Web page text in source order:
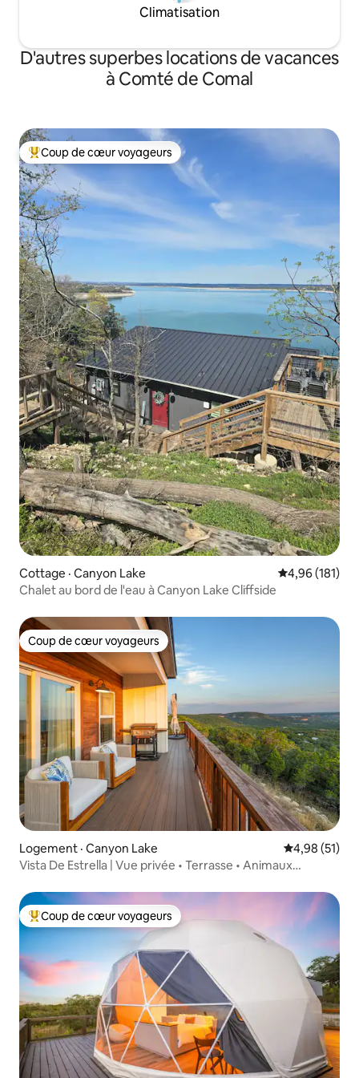
Climatisation
D'autres superbes locations de vacances
à Comté de Comal
Coup de cœur voyageurs parmi les plus aimés
Coup de cœur voyageurs
Cottage · Canyon Lake Note
4,96 (181)
Chalet au bord de l'eau à Canyon Lake Cliffside
Coup de cœur voyageurs
Coup de cœur voyageurs
Logement · Canyon Lake Note
4,98 (51)
Vista De Estrella | Vue privée • Terrasse • Animaux
Coup de cœur voyageurs parmi les plus aimés
Coup de cœur voyageurs